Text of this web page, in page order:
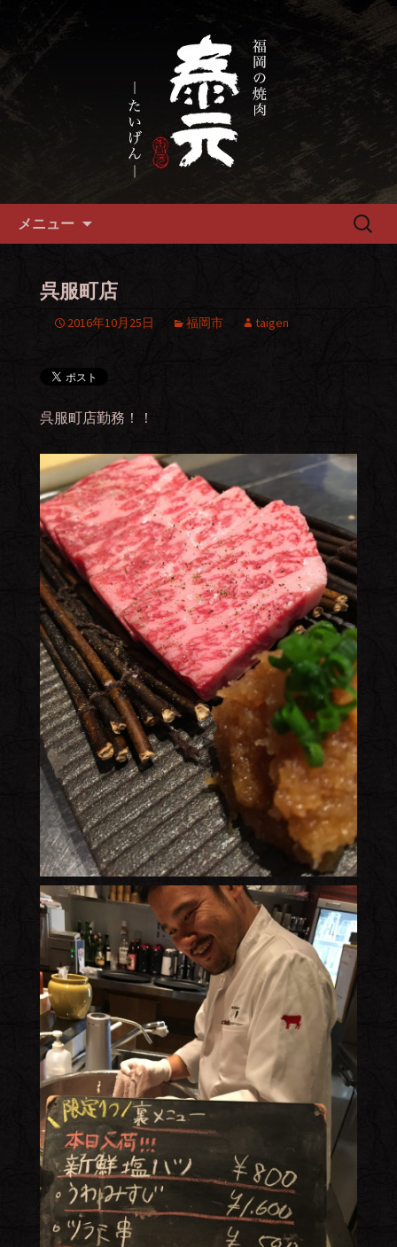
福岡市、畜産農家直送の厳選黒
毛和牛を愉しめる焼肉店
畜産農家直送の厳選肉が自慢の福岡市
の焼肉『泰元』
メニュー
検
呉服町店
2016年10月25日 福岡市 taigen
呉服町店勤務！！